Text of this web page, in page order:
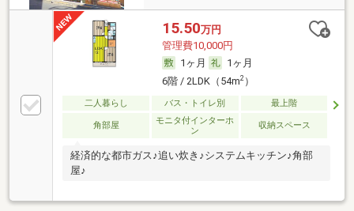
15.50万円
管理費10,000円
1ヶ月
1ヶ月
6階 / 2LDK（54m2）
二人暮らし バス・トイレ別 最上階
角部屋
モニタ付インターホ
ン
収納スペース
経済的な都市ガス♪追い炊き♪システムキッチン♪角部
屋♪